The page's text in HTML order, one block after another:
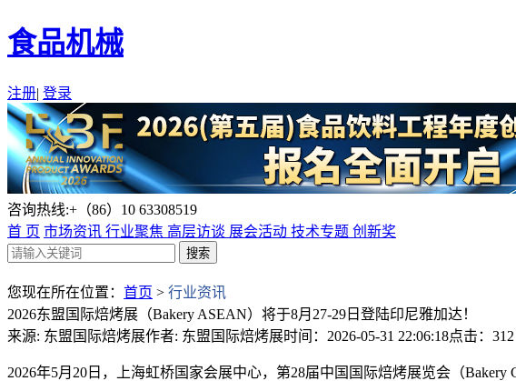
食品机械
注册| 登录
咨询热线:+（86）10 63308519
首 页 市场资讯 行业聚焦 高层访谈 展会活动 技术专题 创新奖
您现在所在位置： 首页 > 行业资讯
2026东盟国际焙烤展（Bakery ASEAN）将于8月27-29日登陆印尼雅加达！
来源: 东盟国际焙烤展作者: 东盟国际焙烤展时间：2026-05-31 22:06:18点击：312
2026年5月20日，上海虹桥国家会展中心，第28届中国国际焙烤展览会（